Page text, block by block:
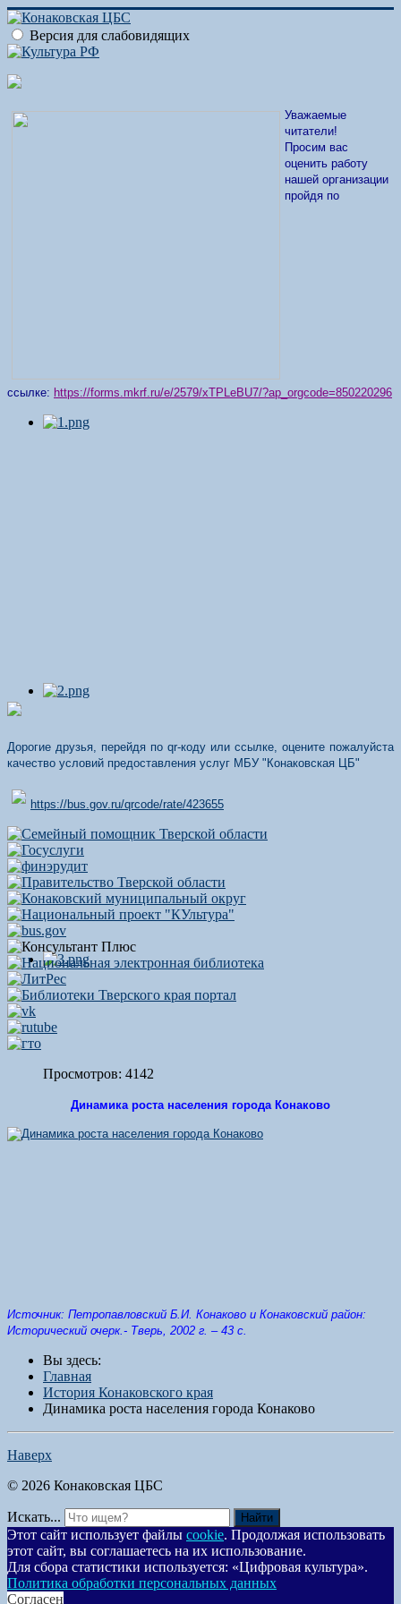
Версия для слабовидящих
Уважаемые
читатели!
Просим вас
оценить работу
нашей организации
пройдя по
ссылке: https://forms.mkrf.ru/e/2579/xTPLeBU7/?ap_orgcode=850220296
Дорогие друзья, перейдя по qr-коду или ссылке, оцените пожалуйста
качество условий предоставления услуг МБУ "Конаковская ЦБ"
https://bus.gov.ru/qrcode/rate/423655
Просмотров: 4142
Динамика роста населения города Конаково
Источник: Петропавловский Б.И. Конаково и Конаковский район:
Исторический очерк.- Тверь, 2002 г. – 43 с.
Вы здесь:
Главная
История Конаковского края
Динамика роста населения города Конаково
Наверх
© 2026 Конаковская ЦБС
Искать... Найти
Этот сайт использует файлы cookie. Продолжая использовать
этот сайт, вы соглашаетесь на их использование.
Для сбора статистики используется: «Цифровая культура».
Политика обработки персональных данных
Согласен